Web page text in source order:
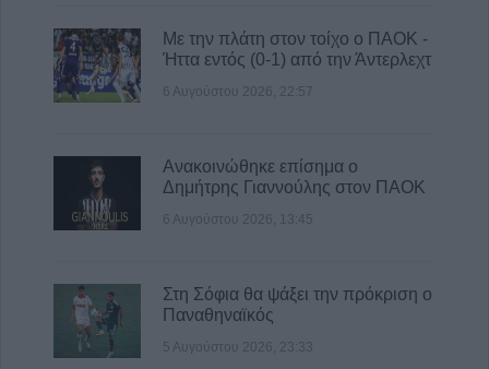
Με την πλάτη στον τοίχο ο ΠΑΟΚ -
Ήττα εντός (0-1) από την Άντερλεχτ
6 Αυγούστου 2026, 22:57
Ανακοινώθηκε επίσημα ο
Δημήτρης Γιαννούλης στον ΠΑΟΚ
6 Αυγούστου 2026, 13:45
Στη Σόφια θα ψάξει την πρόκριση ο
Παναθηναϊκός
5 Αυγούστου 2026, 23:33